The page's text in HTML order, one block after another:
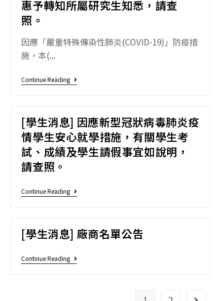
惠予轉知所屬研究生知悉，請查
照。
因應「嚴重特殊傳染性肺炎(COVID-19)」防疫措
施，本(...
Continue Reading
[學生消息] 因應新型冠狀病毒肺炎疫
情學生安心就學措施，有關學生考
試、成績及學生請假事宜如說明，
請查照。
Continue Reading
[學生消息] 廠商名單公告
Continue Reading